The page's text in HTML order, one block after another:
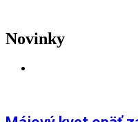
Novinky